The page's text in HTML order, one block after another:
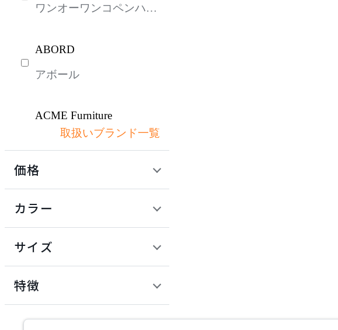
ワンオーワンコペンハー
ABORD
アボール
ACME Furniture
アクメファニチャー
アダル
ADAL TOTAL INTERIOR
アコレクション
取扱いブランド一覧
価格
カラー
サイズ
mm
特徴